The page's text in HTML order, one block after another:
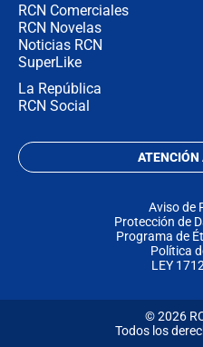
RCN Comerciales
RCN Novelas
Noticias RCN
SuperLike
La República
RCN Social
ATENCIÓN
Aviso de
Protección de
Programa de
Política
LEY
© 2026
Todos los